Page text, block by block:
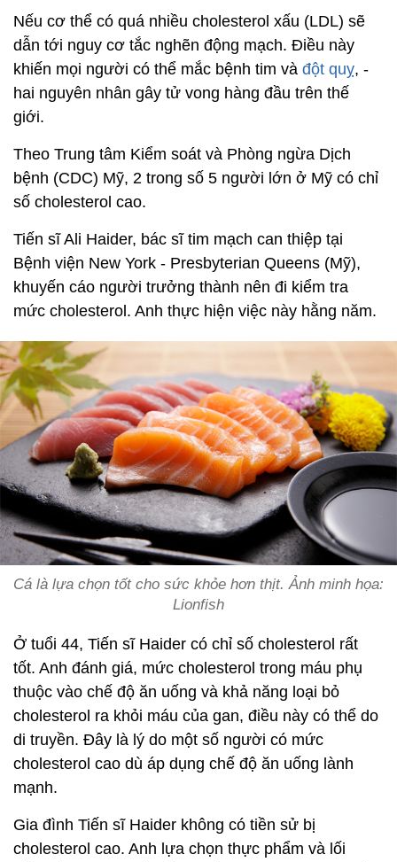
Nếu cơ thể có quá nhiều cholesterol xấu (LDL) sẽ
dẫn tới nguy cơ tắc nghẽn động mạch. Điều này
khiến mọi người có thể mắc bệnh tim và đột quỵ, -
hai nguyên nhân gây tử vong hàng đầu trên thế
giới.
Theo Trung tâm Kiểm soát và Phòng ngừa Dịch
bệnh (CDC) Mỹ, 2 trong số 5 người lớn ở Mỹ có chỉ
số cholesterol cao.
Tiến sĩ Ali Haider, bác sĩ tim mạch can thiệp tại
Bệnh viện New York - Presbyterian Queens (Mỹ),
khuyến cáo người trưởng thành nên đi kiểm tra
mức cholesterol. Anh thực hiện việc này hằng năm.
Cá là lựa chọn tốt cho sức khỏe hơn thịt. Ảnh minh họa:
Lionfish
Ở tuổi 44, Tiến sĩ Haider có chỉ số cholesterol rất
tốt. Anh đánh giá, mức cholesterol trong máu phụ
thuộc vào chế độ ăn uống và khả năng loại bỏ
cholesterol ra khỏi máu của gan, điều này có thể do
di truyền. Đây là lý do một số người có mức
cholesterol cao dù áp dụng chế độ ăn uống lành
mạnh.
Gia đình Tiến sĩ Haider không có tiền sử bị
cholesterol cao. Anh lựa chọn thực phẩm và lối